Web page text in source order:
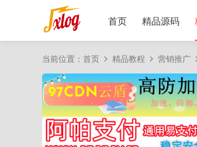
首页 精品源码
当前位置： 首页 精品教程 营销推广